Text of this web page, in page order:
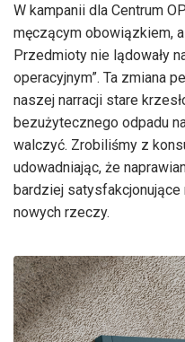
W kampanii dla Centrum
męczącym obowiązkiem,
Przedmioty nie lądowały
operacyjnym”. Ta zmiana
naszej narracji stare
bezużytecznego odpadu
walczyć. Zrobiliśmy z
udowadniając, że
bardziej
nowych rzeczy.